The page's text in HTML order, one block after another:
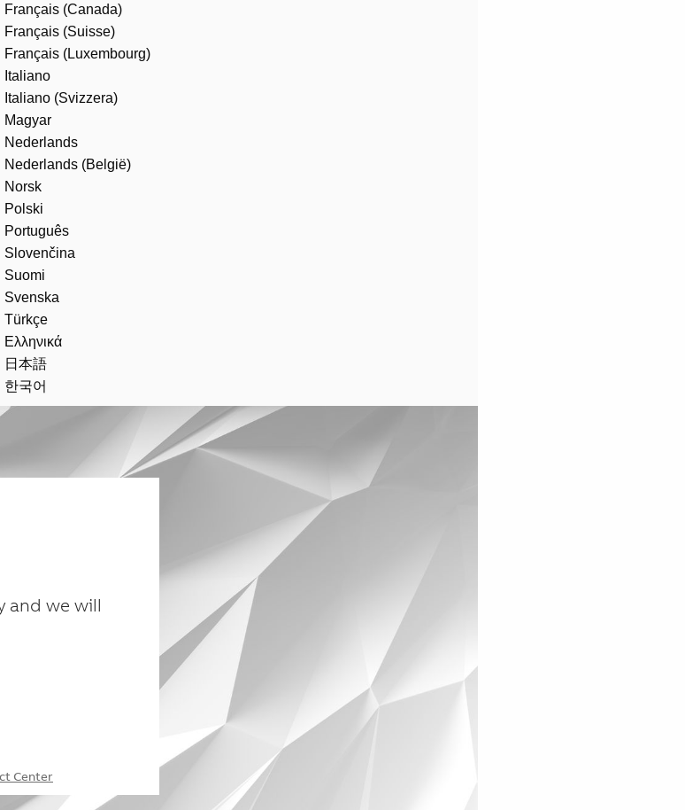
Français (Canada)
Français (Suisse)
Français (Luxembourg)
Italiano
Italiano (Svizzera)
Magyar
Nederlands
Nederlands (België)
Norsk
Polski
Português
Slovenčina
Suomi
Svenska
Türkçe
Ελληνικά
日本語
한국어
and we will
Center